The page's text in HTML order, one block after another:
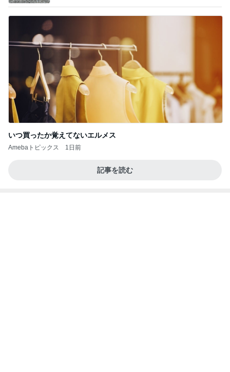
いつ買ったか覚えてないエルメス
Amebaトピックス 1日前
記事を読む